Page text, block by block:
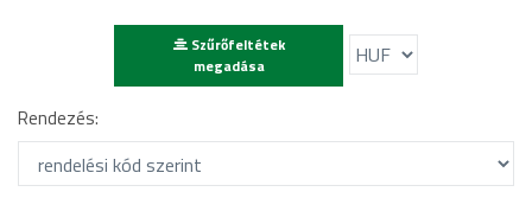
Szűrőfeltétek
megadása
Rendezés: